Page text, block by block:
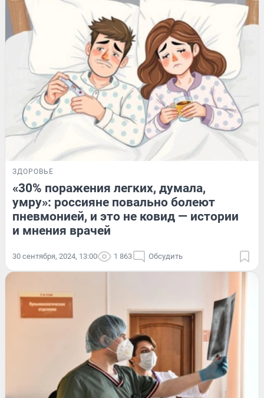
ЗДОРОВЬЕ
«30% поражения легких, думала,
умру»: россияне повально болеют
пневмонией, и это не ковид — истории
и мнения врачей
30 сентября, 2024, 13:00 1 863 Обсудить